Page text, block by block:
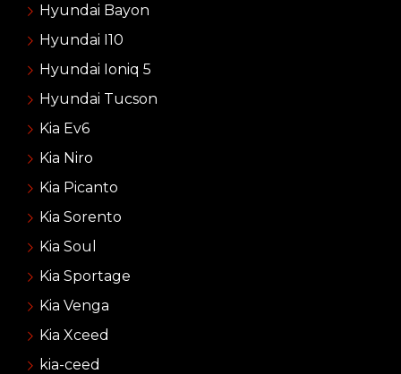
Hyundai Bayon
Hyundai I10
Hyundai Ioniq 5
Hyundai Tucson
Kia Ev6
Kia Niro
Kia Picanto
Kia Sorento
Kia Soul
Kia Sportage
Kia Venga
Kia Xceed
kia-ceed